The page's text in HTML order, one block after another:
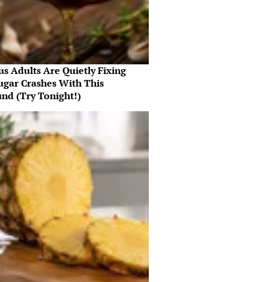
Adults Are Quietly Fixing
Crashes With This
(Try Tonight!)